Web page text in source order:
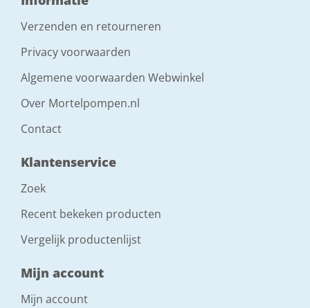
Verzenden en retourneren
Privacy voorwaarden
Algemene voorwaarden Webwinkel
Over Mortelpompen.nl
Contact
Klantenservice
Zoek
Recent bekeken producten
Vergelijk productenlijst
Mijn account
Mijn account